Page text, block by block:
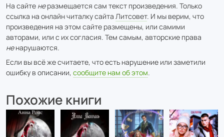
На сайте неразмещается сам текст произведения. Только
ссылка на онлайн читалку сайта Литсовет. И мы верим, что
произведения на этом сайте размещены, или самими
авторами, или с их согласия. Тем самым, авторские права
ненарушаются.
Если вы всё же считаете, что есть нарушение или заметили
ошибку в описании, сообщите нам об этом.
Похожие книги